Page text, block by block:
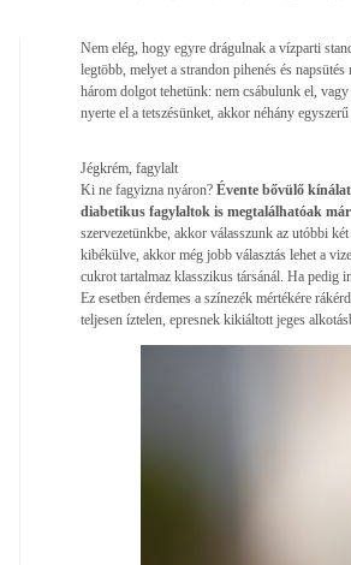
Nem elég, hogy egyre drágulnak a vízparti
legtöbb, melyet a strandon pihenés és
három dolgot tehetünk: nem csábulunk el,
nyerte el a tetszésünket, akkor néhány
Jégkrém, fagylalt
Ki ne fagyizna nyáron? Évente bővülő
diabetikus fagylaltok is megtalálhatóak már
szervezetünkbe, akkor válasszunk az utóbbi
kibékülve, akkor még jobb választás lehet a
cukrot tartalmaz klasszikus társánál. Ha pedig
Ez esetben érdemes a színezék mértékére
teljesen íztelen, epresnek kikiáltott jeges